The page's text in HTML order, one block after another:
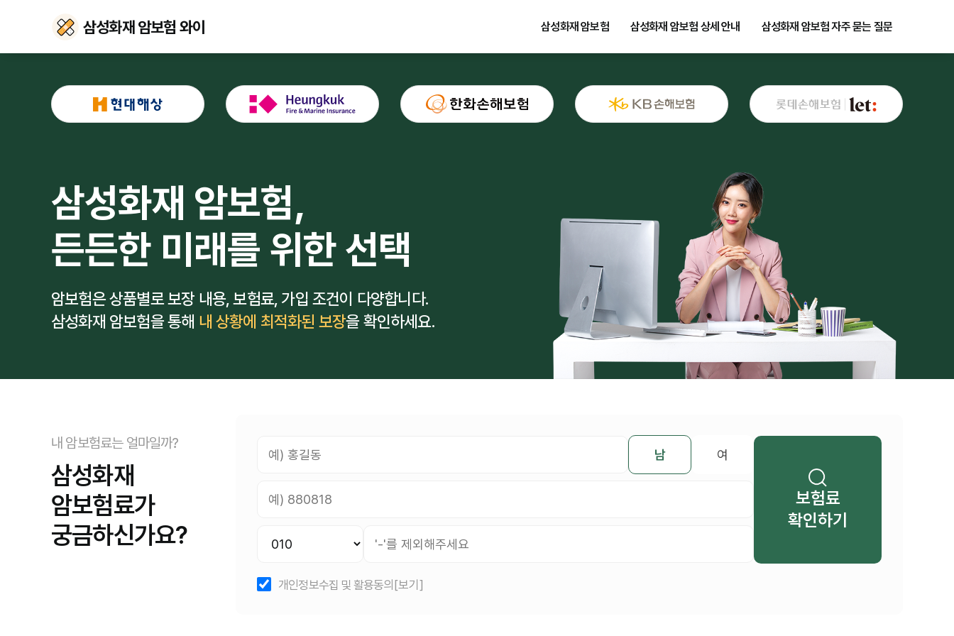
삼성화재 암보험 와이 삼성화재 암보험 삼성화재 암보험 상세 안내 삼성화재 암보험 자주 묻는 질문
삼성화재 암보험,
든든한 미래를 위한 선택
암보험은 상품별로 보장 내용, 보험료, 가입 조건이 다양합니다.
삼성화재 암보험을 통해 내 상황에 최적화된 보장을 확인하세요.
내 암보험료는 얼마일까?
삼성화재
암보험료가
궁금하신가요?
남 여
개인정보수집 및 활용동의 [보기]
보험료
확인하기